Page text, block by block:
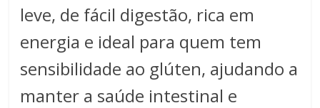
leve, de fácil digestão, rica em
energia e ideal para quem tem
sensibilidade ao glúten, ajudando a
manter a saúde intestinal e